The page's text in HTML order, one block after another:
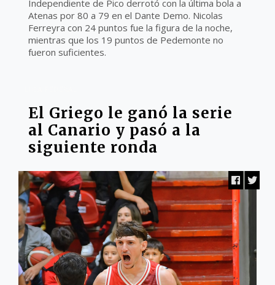
Independiente de Pico derrotó con la última bola a
Atenas por 80 a 79 en el Dante Demo. Nicolas
Ferreyra con 24 puntos fue la figura de la noche,
mientras que los 19 puntos de Pedemonte no
fueron suficientes.
El Griego le ganó la serie
al Canario y pasó a la
siguiente ronda